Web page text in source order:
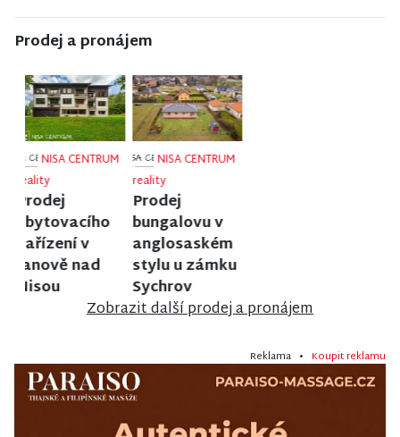
Prodej a pronájem
NISA CENTRUM
reality
Prodej
rodinného
domu v
Semilech
NISA CENTRUM
reality
Prodej
rodinného
domu ve
Vrchlabí
Zobrazit další prodej a pronájem
Reklama • Koupit reklamu